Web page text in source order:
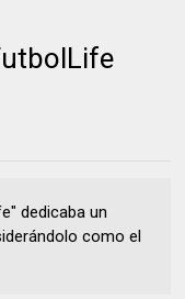
dedicaba un
como el